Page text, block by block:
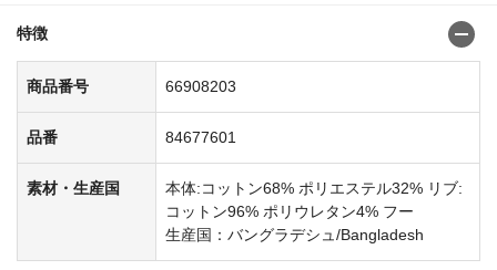
特徴
商品番号 66908203
品番 84677601
素材・生産国
本体:コットン68% ポリエステル32% リブ:
コットン96% ポリウレタン4% フー
生産国：バングラデシュ/Bangladesh